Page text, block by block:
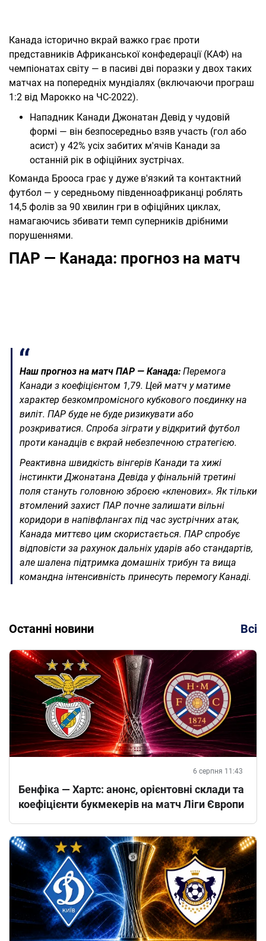
Канада історично вкрай важко грає проти
представників Африканської конфедерації (КАФ) на
чемпіонатах світу — в пасиві дві поразки у двох таких
матчах на попередніх мундіалях (включаючи програш
1:2 від Марокко на ЧС-2022).
Нападник Канади Джонатан Девід у чудовій
формі — він безпосередньо взяв участь (гол або
асист) у 42% усіх забитих м'ячів Канади за
останній рік в офіційних зустрічах.
Команда Брооса грає у дуже в'язкий та контактний
футбол — у середньому південноафриканці роблять
14,5 фолів за 90 хвилин гри в офіційних циклах,
намагаючись збивати темп суперників дрібними
порушеннями.
ПАР — Канада: прогноз на матч
Наш прогноз на матч ПАР — Канада: Перемога
Канади з коефіцієнтом 1,79. Цей матч у матиме
характер безкомпромісного кубкового поєдинку на
виліт. ПАР буде не буде ризикувати або
розкриватися. Спроба зіграти у відкритий футбол
проти канадців є вкрай небезпечною стратегією.
Реактивна швидкість вінгерів Канади та хижі
інстинкти Джонатана Девіда у фінальній третині
поля стануть головною зброєю «кленових». Як тільки
втомлений захист ПАР почне залишати вільні
коридори в напівфлангах під час зустрічних атак,
Канада миттєво цим скористається. ПАР спробує
відповісти за рахунок дальніх ударів або стандартів,
але шалена підтримка домашніх трибун та вища
командна інтенсивність принесуть перемогу Канаді.
Останні новини Всі
6 серпня 11:43
Бенфіка — Хартс: анонс, орієнтовні склади та
коефіцієнти букмекерів на матч Ліги Європи